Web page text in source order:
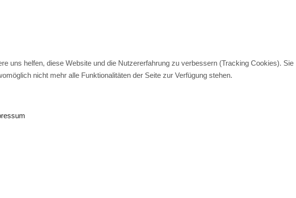
uns helfen, diese Website und die Nutzererfahrung zu verbessern (Tracking Cookies). Sie
nicht mehr alle Funktionalitäten der Seite zur Verfügung stehen.